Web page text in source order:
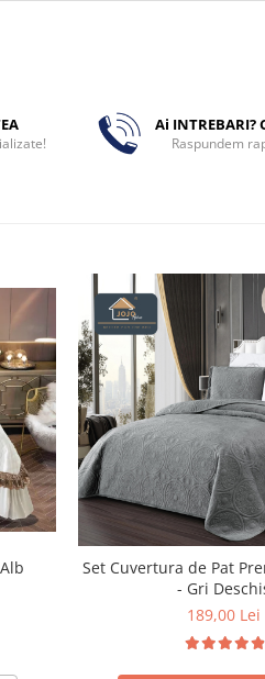
Ai
Raspundem
Set Cuvertura de Pat
- Gri
189,00 Lei